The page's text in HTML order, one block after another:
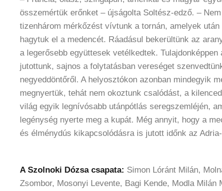
összemértük erőnket – újságolta Soltész-edző. –
tizenhárom mérkőzést vívtunk a tornán, amelyek
hagytuk el a medencét. Ráadásul bekerültünk az
a legerősebb együttesek vetélkedtek.
jutottunk, sajnos a folytatásban vereséget
negyeddöntőről. A helyosztókon azonban mindegyik
megnyertük, tehát nem okoztunk csalódást, a
világ egyik legnívósabb utánpótlás seregszemléjén,
legénység nyerte meg a kupát. Még annyit, hogy a
és élménydús kikapcsolódásra is jutott időnk az
A Szolnoki Dózsa csapata: Simon Lóránt Milán,
Zsombor, Mosonyi Levente, Bagi Kende, Modla Milán